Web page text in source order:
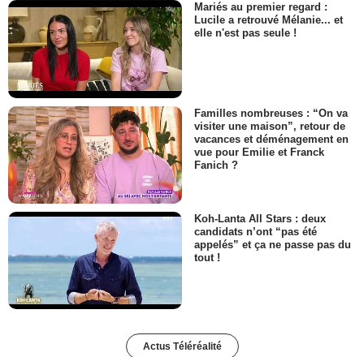
Mariés au premier regard :
Lucile a retrouvé Mélanie... et
elle n'est pas seule !
Familles nombreuses : “On va
visiter une maison”, retour de
vacances et déménagement en
vue pour Emilie et Franck
Fanich ?
Koh-Lanta All Stars : deux
candidats n’ont “pas été
appelés” et ça ne passe pas du
tout !
Actus Téléréalité